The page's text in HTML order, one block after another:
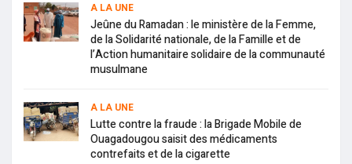
A LA UNE
Jeûne du Ramadan : le ministère de la Femme,
de la Solidarité nationale, de la Famille et de
l’Action humanitaire solidaire de la communauté
musulmane
A LA UNE
Lutte contre la fraude : la Brigade Mobile de
Ouagadougou saisit des médicaments
contrefaits et de la cigarette